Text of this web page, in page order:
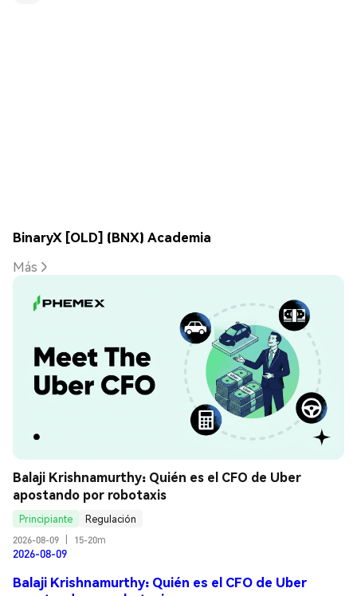
BinaryX [OLD] (BNX) Academia
Más
Balaji Krishnamurthy: Quién es el CFO de Uber
apostando por robotaxis
Principiante
Regulación
2026-08-09
15-20m
2026-08-09
Balaji Krishnamurthy: Quién es el CFO de Uber